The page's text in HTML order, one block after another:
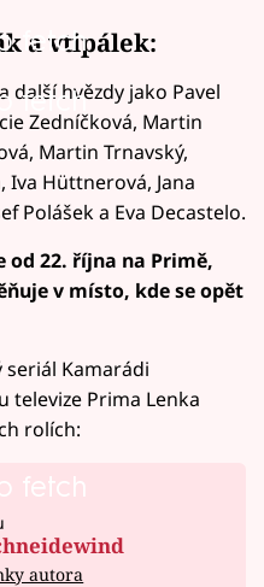
fetch
a vtipálek:
fetch
další hvězdy jako Pavel
Zedníčková, Martin
Martin Trnavský,
Iva Hüttnerová, Jana
Polášek a Eva Decastelo.
od 22. října na Primě,
v místo, kde se opět
seriál Kamarádi
televize Prima Lenka
rolích:
fetch
autora